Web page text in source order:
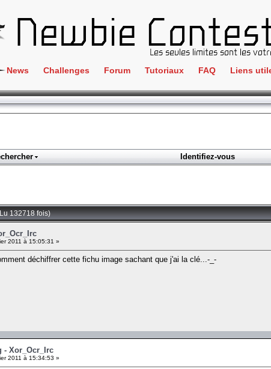
News Challenges
Crackme
ClientSide
Forensics
Programmation
Wargame
Forum Tutoriaux FAQ Liens
IRC
Identifiez-vous
132718 fois)
2011 à 15:05:31 »
déchiffrer cette fichu image sachant que j'ai la clé...-_-
- Xor_Ocr_Irc
2011 à 15:34:53 »